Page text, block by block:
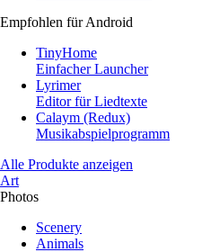
Empfohlen für Android
TinyHome
Einfacher Launcher
Lyrimer
Editor für Liedtexte
Calaym (Redux)
Musikabspielprogramm
Alle Produkte anzeigen
Art
Photos
Scenery
Animals